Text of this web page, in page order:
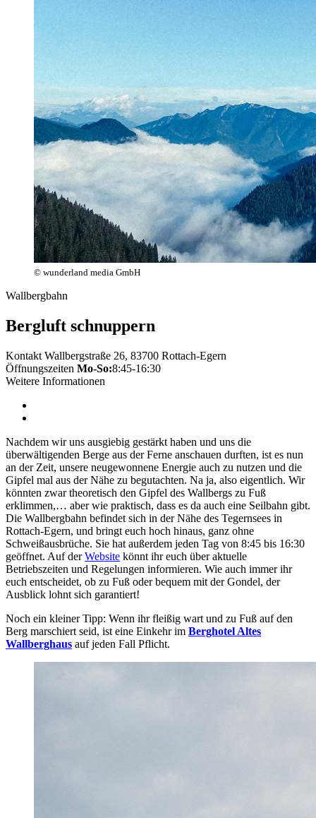
© wunderland media GmbH
Wallbergbahn
Bergluft schnuppern
Kontakt Wallbergstraße 26, 83700 Rottach-Egern
Öffnungszeiten Mo-So:8:45-16:30
Weitere Informationen
Nachdem wir uns ausgiebig gestärkt haben und uns die
überwältigenden Berge aus der Ferne anschauen durften, ist es nun
an der Zeit, unsere neugewonnene Energie auch zu nutzen und die
Gipfel mal aus der Nähe zu begutachten. Na ja, also eigentlich. Wir
könnten zwar theoretisch den Gipfel des Wallbergs zu Fuß
erklimmen,… aber wie praktisch, dass es da auch eine Seilbahn gibt.
Die Wallbergbahn befindet sich in der Nähe des Tegernsees in
Rottach-Egern, und bringt euch hoch hinaus, ganz ohne
Schweißausbrüche. Sie hat außerdem jeden Tag von 8:45 bis 16:30
geöffnet. Auf derWebsite könnt ihr euch über aktuelle
Betriebszeiten und Regelungen informieren. Wie auch immer ihr
euch entscheidet, ob zu Fuß oder bequem mit der Gondel, der
Ausblick lohnt sich garantiert!
Noch ein kleiner Tipp: Wenn ihr fleißig wart und zu Fuß auf den
Berg marschiert seid, ist eine Einkehr im Berghotel Altes
Wallberghaus auf jeden Fall Pflicht.